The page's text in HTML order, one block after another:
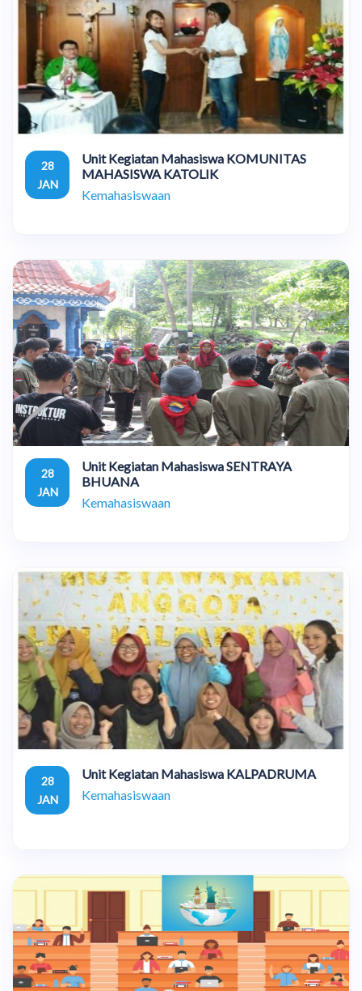
28
JAN
Unit Kegiatan Mahasiswa KOMUNITAS
MAHASISWA KATOLIK
Kemahasiswaan
28
JAN
Unit Kegiatan Mahasiswa SENTRAYA
BHUANA
Kemahasiswaan
28
JAN
Unit Kegiatan Mahasiswa KALPADRUMA
Kemahasiswaan